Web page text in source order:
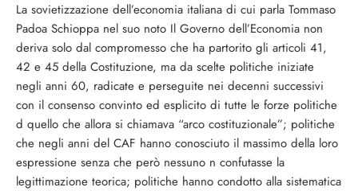
La sovietizzazione dell’economia italiana di cui parla Tommaso
Padoa Schioppa nel suo noto Il Governo dell’Economia non
deriva solo dal compromesso che ha partorito gli articoli 41,
42 e 45 della Costituzione, ma da scelte politiche iniziate
negli anni 60, radicate e perseguite nei decenni successivi
con il consenso convinto ed esplicito di tutte le forze politiche
d quello che allora si chiamava “arco costituzionale”; politiche
che negli anni del CAF hanno conosciuto il massimo della loro
espressione senza che però nessuno n confutasse la
legittimazione teorica; politiche hanno condotto alla sistematica